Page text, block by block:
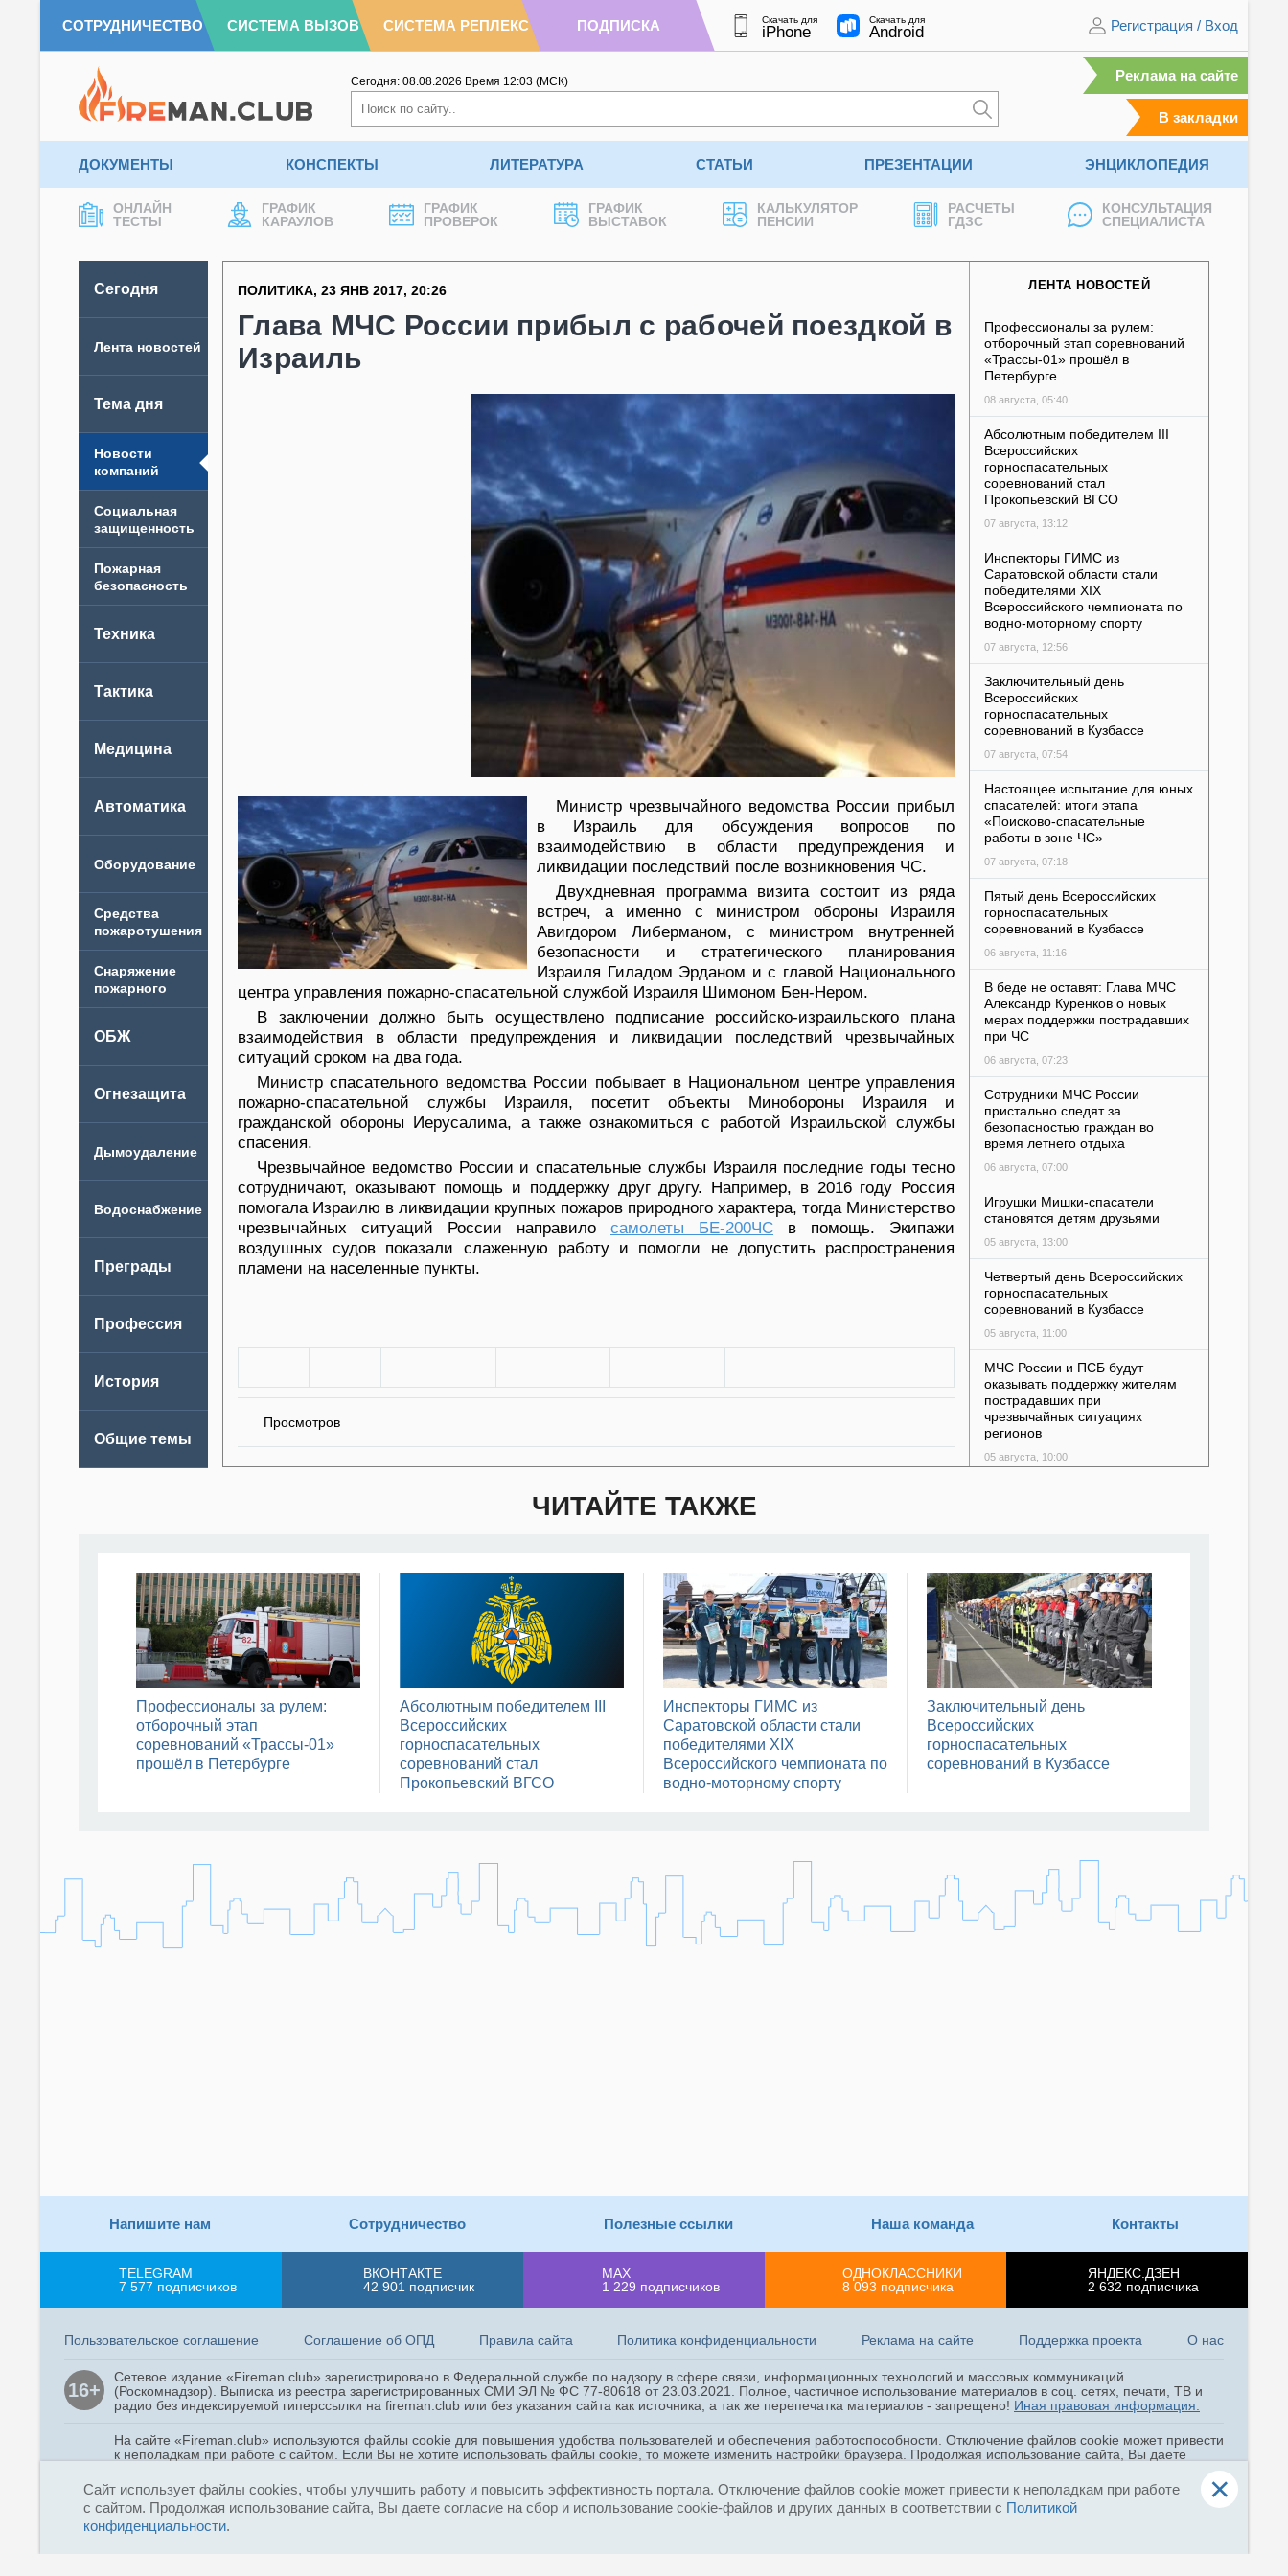
СОТРУДНИЧЕСТВО СИСТЕМА ВЫЗОВ СИСТЕМА РЕПЛЕКС ПОДПИСКА Скачать для
iPhone
Скачать для
Android Регистрация / Вход
Сегодня: 08.08.2026 Время 12:03 (МСК) Реклама на сайте
В закладки
ДОКУМЕНТЫ КОНСПЕКТЫ ЛИТЕРАТУРА СТАТЬИ ПРЕЗЕНТАЦИИ ЭНЦИКЛОПЕДИЯ
ОНЛАЙН
ТЕСТЫ
ГРАФИК
КАРАУЛОВ
ГРАФИК
ПРОВЕРОК
ГРАФИК
ВЫСТАВОК
КАЛЬКУЛЯТОР
ПЕНСИИ
РАСЧЕТЫ
ГДЗС
КОНСУЛЬТАЦИЯ
СПЕЦИАЛИСТА
Сегодня
Лента новостей
Тема дня
Новости
компаний
ПОЛИТИКА, 23 ЯНВ 2017, 20:26
Глава МЧС России прибыл с рабочей поездкой в
Израиль
Министр чрезвычайного ведомства России прибыл
в Израиль для обсуждения вопросов по
взаимодействию в области предупреждения и
ликвидации последствий после возникновения ЧС.
Двухдневная программа визита состоит из ряда
встреч, а именно с министром обороны Израиля
Авигдором Либерманом, с министром внутренней
безопасности и стратегического планирования
Израиля Гиладом Эрданом и с главой Национального
центра управления пожарно-спасательной службой Израиля Шимоном Бен-Нером.
В заключении должно быть осуществлено подписание российско-израильского плана
взаимодействия в области предупреждения и ликвидации последствий чрезвычайных
ситуаций сроком на два года.
Министр спасательного ведомства России побывает в Национальном центре управления
пожарно-спасательной службы Израиля, посетит объекты Минобороны Израиля и
гражданской обороны Иерусалима, а также ознакомиться с работой Израильской службы
спасения.
Чрезвычайное ведомство России и спасательные службы Израиля последние годы тесно
сотрудничают, оказывают помощь и поддержку друг другу. Например, в 2016 году Россия
помогала Израилю в ликвидации крупных пожаров природного характера, тогда Министерство
чрезвычайных ситуаций России направило самолеты БЕ-200ЧС в помощь. Экипажи
воздушных судов показали слаженную работу и помогли не допустить распространения
пламени на населенные пункты.
Просмотров
ЛЕНТА НОВОСТЕЙ
Профессионалы за рулем:
отборочный этап соревнований
«Трассы-01» прошёл в
Петербурге
08 августа, 05:40
Абсолютным победителем III
Всероссийских
горноспасательных
соревнований стал
Прокопьевский ВГСО
07 августа, 13:12
Инспекторы ГИМС из
Саратовской области стали
победителями XIX
Всероссийского чемпионата по
водно-моторному спорту
07 августа, 12:56
Заключительный день
Всероссийских
горноспасательных
соревнований в Кузбассе
07 августа, 07:54
Настоящее испытание для юных
спасателей: итоги этапа
«Поисково-спасательные
работы в зоне ЧС»
07 августа, 07:18
Пятый день Всероссийских
горноспасательных
соревнований в Кузбассе
06 августа, 11:16
В беде не оставят: Глава МЧС
Александр Куренков о новых
мерах поддержки пострадавших
при ЧС
06 августа, 07:23
Сотрудники МЧС России
пристально следят за
безопасностью граждан во
время летнего отдыха
06 августа, 07:00
Игрушки Мишки-спасатели
становятся детям друзьями
05 августа, 13:00
Четвертый день Всероссийских
горноспасательных
соревнований в Кузбассе
05 августа, 11:00
МЧС России и ПСБ будут
оказывать поддержку жителям
пострадавших при
чрезвычайных ситуациях
регионов
05 августа, 10:00
В Саранске дан старт
Чемпионату и Первенству МЧС
России по пожарно-
спасательному спорту на приз
главы Республики Мордовия
04 августа, 18:01
Сборная команда
Всероссийской федерации
зимнего плавания участвует в
Кубке мира по зимнему
плаванию
боевых действий
Мордовия получила новую
горноспасательных
соревнований в Кузбассе
реагирования с воздуха на ЧС
проработали спасатели Центра
«Лидер» МЧС России
03 августа, 15:10
В Самарской области стартовал
XIX Всероссийский Чемпионат
соревнованиям среди команд
ГИМС МЧС России
ЧИТАЙТЕ ТАКЖЕ
Профессионалы за рулем:
отборочный этап
соревнований «Трассы-01»
прошёл в Петербурге
Абсолютным победителем III
Всероссийских
горноспасательных
соревнований стал
Прокопьевский ВГСО
Инспекторы ГИМС из
Саратовской области стали
победителями XIX
Всероссийского чемпионата по
водно-моторному спорту
Заключительный день
Всероссийских
горноспасательных
соревнований в Кузбассе
Напишите нам Сотрудничество Полезные ссылки Наша команда Контакты
TELEGRAM
7 577 подписчиков
ВКОНТАКТЕ
42 901 подписчик
MAX
1 229 подписчиков
ОДНОКЛАССНИКИ
8 093 подписчика
ЯНДЕКС.ДЗЕН
2 632 подписчика
Пользовательское соглашение Соглашение об ОПД Правила сайта Политика конфиденциальности Реклама на сайте Поддержка проекта О нас
16+
Сетевое издание «Fireman.club» зарегистрировано в Федеральной службе по надзору в сфере связи, информационных технологий и массовых коммуникаций
(Роскомнадзор). Выписка из реестра зарегистрированных СМИ ЭЛ № ФС 77-80618 от 23.03.2021. Полное, частичное использование материалов в соц. сетях, печати, ТВ и
радио без индексируемой гиперссылки на fireman.club или без указания сайта как источника, а так же перепечатка материалов - запрещено! Иная правовая информация.
На сайте «Fireman.club» используются файлы cookie для повышения удобства пользователей и обеспечения работоспособности. Отключение файлов cookie может привести
к неполадкам при работе с сайтом. Если Вы не хотите использовать файлы cookie, то можете изменить настройки браузера. Продолжая использование сайта, Вы даете
Copyright © 2015 - 2026
«Fireman.club»
Сайт использует файлы cookies, чтобы улучшить работу и повысить эффективность портала. Отключение файлов cookie может привести к неполадкам при работе
с сайтом. Продолжая использование сайта, Вы даете согласие на сбор и использование cookie-файлов и других данных в соответствии с Политикой
конфиденциальности.
×